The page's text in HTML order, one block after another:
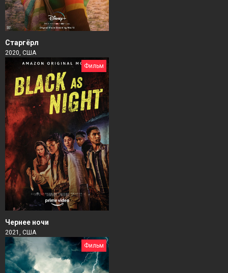
Старгёрл
2020, США
Фильм
Чернее ночи
2021, США
Фильм